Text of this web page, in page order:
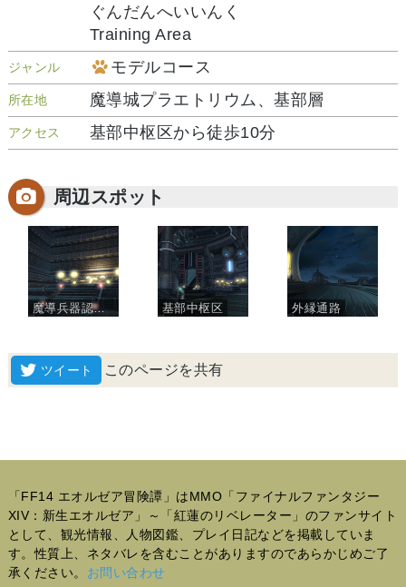
ぐんだんへいいんく
Training Area
ジャンル モデルコース
所在地 魔導城プラエトリウム、基部層
アクセス 基部中枢区から徒歩10分
周辺スポット
魔導兵器認証室 基部中枢区 外縁通路
このページを共有
「FF14 エオルゼア冒険譚」はMMO「ファイナルファンタジー
XIV：新生エオルゼア」～「紅蓮のリベレーター」のファンサイト
として、観光情報、人物図鑑、プレイ日記などを掲載していま
す。性質上、ネタバレを含むことがありますのであらかじめご了
承ください。 お問い合わせ